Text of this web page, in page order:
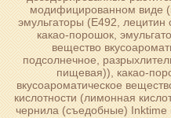
модифицированном виде
эмульгаторы (Е492, лецитин
какао-порошок,
вещество
подсолнечное,
пищевая)), какао-
вкусоароматическое
кислотности (лимонная
чернила (съедобные)